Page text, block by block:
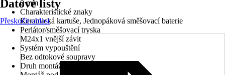
0 mm
Charakteristické znaky
Keramická kartuše, Jednopáková směšovací baterie
Perlátor/směšovací tryska
M24x1 vnější závit
Systém vypouštění
Bez odtokové soupravy
Druh montáže
Datové listy
Přeskočit oblast